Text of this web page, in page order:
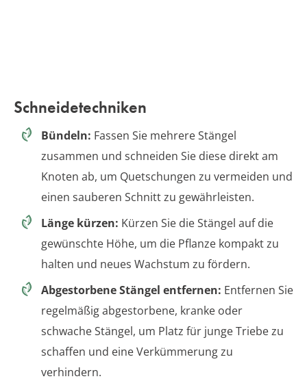
Schneidetechniken
Bündeln: Fassen Sie mehrere Stängel
zusammen und schneiden Sie diese direkt am
Knoten ab, um Quetschungen zu vermeiden und
einen sauberen Schnitt zu gewährleisten.
Länge kürzen: Kürzen Sie die Stängel auf die
gewünschte Höhe, um die Pflanze kompakt zu
halten und neues Wachstum zu fördern.
Abgestorbene Stängel entfernen: Entfernen Sie
regelmäßig abgestorbene, kranke oder
schwache Stängel, um Platz für junge Triebe zu
schaffen und eine Verkümmerung zu
verhindern.